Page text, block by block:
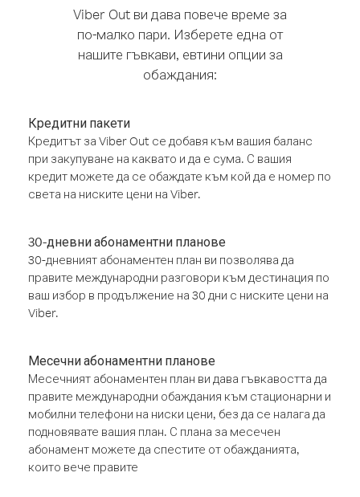
Viber Out ви дава повече време за
по-малко пари. Изберете една от
нашите гъвкави, евтини опции за
обаждания:
Кредитни пакети
Кредитът за Viber Out се добавя към вашия баланс
при закупуване на каквато и да е сума. С вашия
кредит можете да се обаждате към кой да е номер по
света на ниските цени на Viber.
30-дневни абонаментни планове
30-дневният абонаментен план ви позволява да
правите международни разговори към дестинация по
ваш избор в продължение на 30 дни с ниските цени на
Viber.
Месечни абонаментни планове
Месечният абонаментен план ви дава гъвкавостта да
правите международни обаждания към стационарни и
мобилни телефони на ниски цени, без да се налага да
подновявате вашия план. С плана за месечен
абонамент можете да спестите от обажданията,
които вече правите